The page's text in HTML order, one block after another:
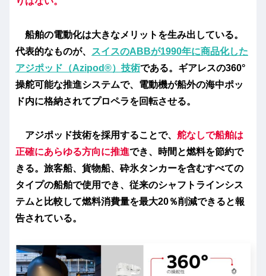
船舶の電動化は大きなメリットを生み出している。
代表的なものが、
スイスのABBが1990年に商品化した
アジポッド（Azipod®）技術である。ギアレスの360°
操舵可能な推進システムで、電動機が船外の海中ポッ
ド内に格納されてプロペラを回転させる。
アジポッド技術を採用することで、 舵なしで船舶は
正確にあらゆる方向に推進でき、時間と燃料を節約で
きる。旅客船、貨物船、砕氷タンカーを含むすべての
タイプの船舶で使用でき、従来のシャフトラインシス
テムと比較して燃料消費量を最大20％削減できると報
告されている。